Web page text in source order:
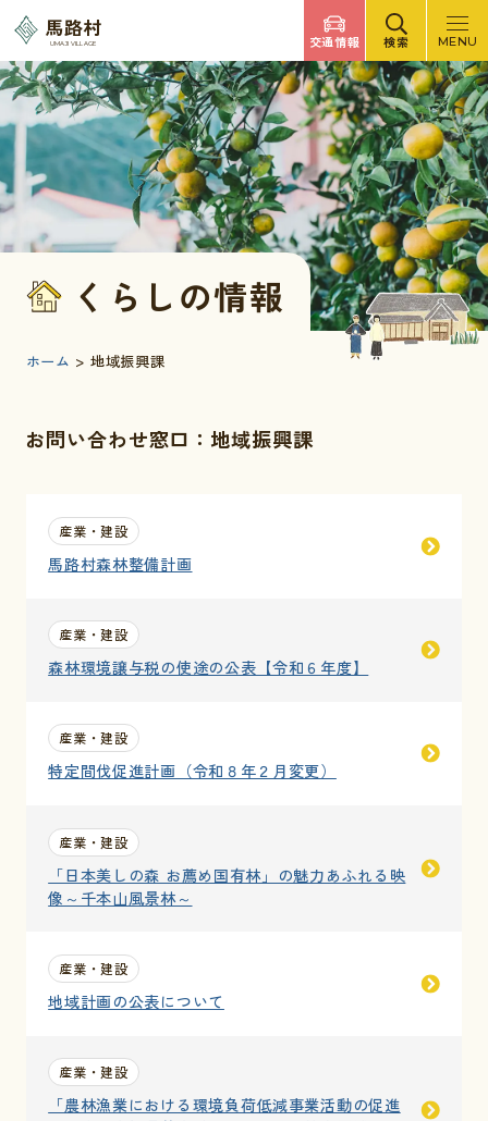
馬路村
UMAJI VILLAGE 交通情報 検索 MENU
くらしの情報
ホーム > 地域振興課
お問い合わせ窓口：地域振興課
産業・建設
馬路村森林整備計画
産業・建設
森林環境譲与税の使途の公表【令和６年度】
産業・建設
特定間伐促進計画（令和８年２月変更）
産業・建設
「日本美しの森 お薦め国有林」の魅力あふれる映
像～千本山風景林～
産業・建設
地域計画の公表について
産業・建設
「農林漁業における環境負荷低減事業活動の促進
検索
検索ヘルプ
馬路村について
くらしの情報
観光・イベント
お問い合わせ
採用情報
交通情報
文字サイズ 標準 拡大 背景色 白 黒 青